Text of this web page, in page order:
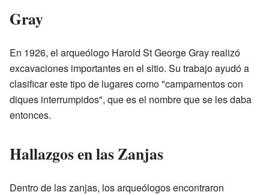
Gray
En 1926, el arqueólogo Harold St George Gray realizó
excavaciones importantes en el sitio. Su trabajo ayudó a
clasificar este tipo de lugares como "campamentos con
diques interrumpidos", que es el nombre que se les daba
entonces.
Hallazgos en las Zanjas
Dentro de las zanjas, los arqueólogos encontraron